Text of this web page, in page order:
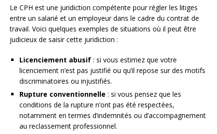
Le CPH est une juridiction compétente pour régler les litiges
entre un salarié et un employeur dans le cadre du contrat de
travail. Voici quelques exemples de situations où il peut être
judicieux de saisir cette juridiction :
Licenciement abusif : si vous estimez que votre
licenciement n’est pas justifié ou qu’il repose sur des motifs
discriminatoires ou injustifiés.
Rupture conventionnelle : si vous pensez que les
conditions de la rupture n’ont pas été respectées,
notamment en termes d’indemnités ou d’accompagnement
au reclassement professionnel.